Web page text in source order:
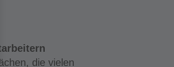
die vielen